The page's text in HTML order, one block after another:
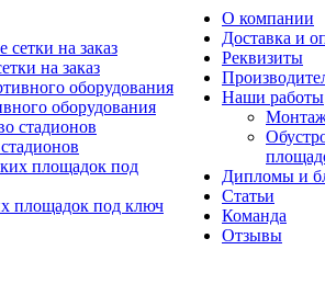
на заказ
оборудования
площадок под ключ
О компании
Доставка и
Реквизиты
Наши работы
Дипломы и
Статьи
Команда
Отзывы